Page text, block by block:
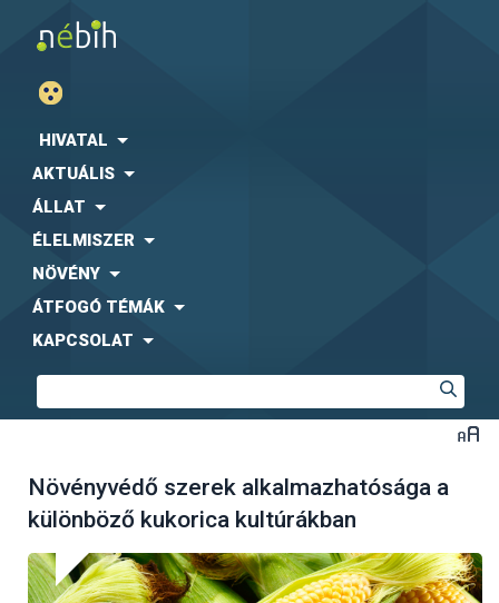
HIVATAL
AKTUÁLIS
ÁLLAT
ÉLELMISZER
NÖVÉNY
ÁTFOGÓ TÉMÁK
KAPCSOLAT
Növényvédő szerek alkalmazhatósága a
különböző kukorica kultúrákban